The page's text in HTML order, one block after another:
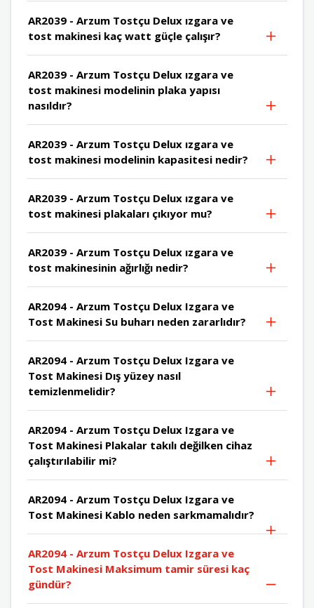
AR2039 - Arzum Tostçu Delux ızgara ve
tost makinesi kaç watt güçle çalışır?
AR2039 - Arzum Tostçu Delux ızgara ve
tost makinesi modelinin plaka yapısı
nasıldır?
AR2039 - Arzum Tostçu Delux ızgara ve
tost makinesi modelinin kapasitesi nedir?
AR2039 - Arzum Tostçu Delux ızgara ve
tost makinesi plakaları çıkıyor mu?
AR2039 - Arzum Tostçu Delux ızgara ve
tost makinesinin ağırlığı nedir?
AR2094 - Arzum Tostçu Delux Izgara ve
Tost Makinesi Su buharı neden zararlıdır?
AR2094 - Arzum Tostçu Delux Izgara ve
Tost Makinesi Dış yüzey nasıl
temizlenmelidir?
AR2094 - Arzum Tostçu Delux Izgara ve
Tost Makinesi Plakalar takılı değilken cihaz
çalıştırılabilir mi?
AR2094 - Arzum Tostçu Delux Izgara ve
Tost Makinesi Kablo neden sarkmamalıdır?
AR2094 - Arzum Tostçu Delux Izgara ve
Tost Makinesi Maksimum tamir süresi kaç
gündür?